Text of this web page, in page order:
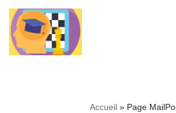
Aller
au
Accueil» Page